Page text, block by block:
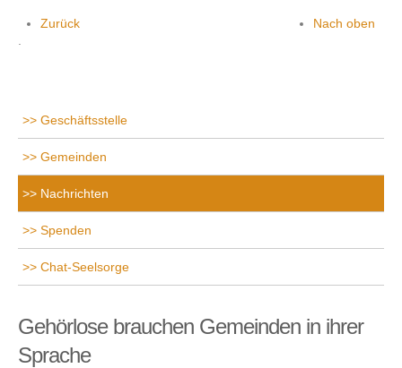
Zurück
Nach oben
Geschäftsstelle
Gemeinden
Nachrichten
Spenden
Chat-Seelsorge
Gehörlose brauchen Gemeinden in ihrer
Sprache